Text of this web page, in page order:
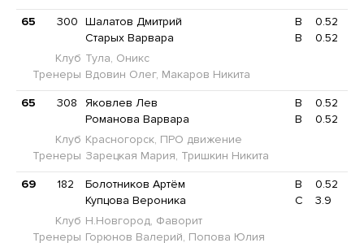
65 300 Шалатов Дмитрий B
0.52
Старых Варвара
B
0.52
Клуб Тула, Оникс
Тренеры Вдовин Олег, Макаров Никита
65 308 Яковлев Лев B
0.52
Романова Варвара
B
0.52
Клуб Красногорск, ПРО движение
Тренеры Зарецкая Мария, Тришкин Никита
69 182 Болотников Артём B
0.52
Купцова Вероника
C
3.9
Клуб Н.Новгород, Фаворит
Тренеры Горюнов Валерий, Попова Юлия